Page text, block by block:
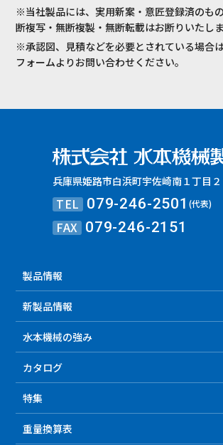
※当社製品には、実用新案・意匠登録済のも
断複写・無断複製・無断転載はお断りいたしま
※承認図、見積などを必要とされている場合
フォームよりお問い合わせください。
兵庫県姫路市白浜町宇佐崎南１丁目
TEL 079-246-2501(代表)
FAX 079-246-2151
製品情報
新製品情報
水本機械の強み
カタログ
特集
重量換算表